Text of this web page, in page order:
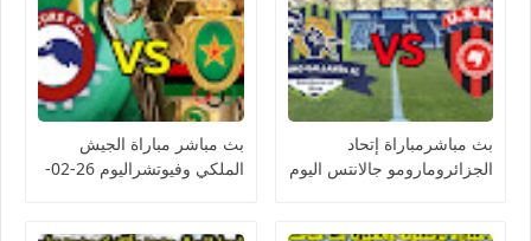
بث مباشرمباراة إتحاد
الجزائرومارومو جالانتس اليوم
بث مباشر مباراة الجيش
الملكي وفيوتشراليوم 26-02-